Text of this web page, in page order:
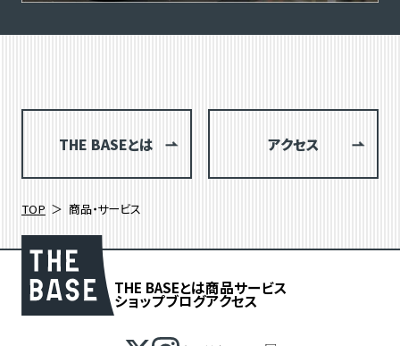
THE BASEとは アクセス
TOP 商品・サービス
THE BASEとは商品サービス
ショップブログアクセス